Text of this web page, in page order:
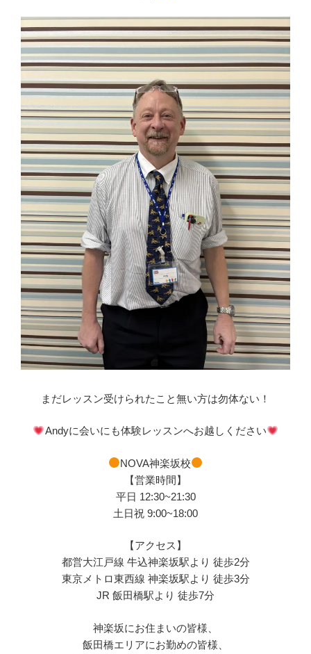
まだレッスン受けられたこと無い方は勿体ない！
Andyに会いにも体験レッスンへお越しください
NOVA神楽坂校
【営業時間】
平日 12:30~21:30
土日祝 9:00~18:00
【アクセス】
都営大江戸線 牛込神楽坂駅より 徒歩2分
東京メトロ東西線 神楽坂駅より 徒歩3分
JR 飯田橋駅より 徒歩7分
神楽坂にお住まいの皆様、
飯田橋エリアにお勤めの皆様、